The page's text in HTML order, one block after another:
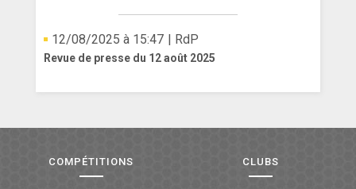
12/08/2025 à 15:47 | RdP
Revue de presse du 12 août 2025
COMPÉTITIONS CLUBS